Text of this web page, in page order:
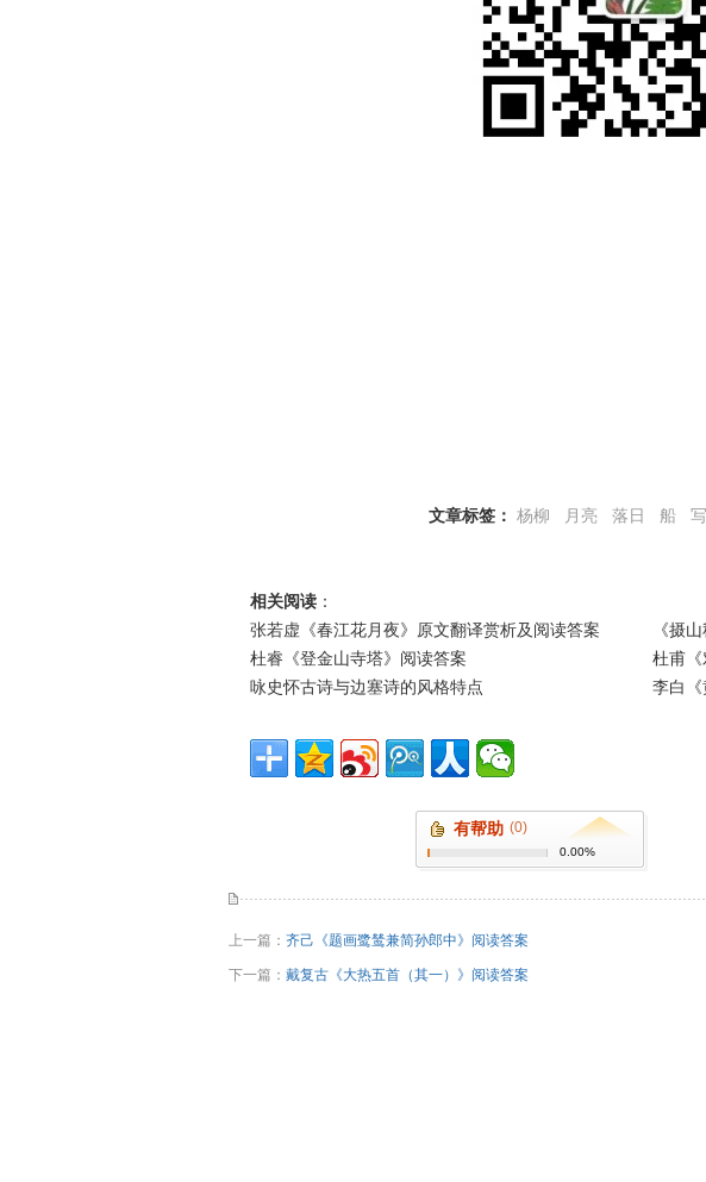
文章标签： 杨柳 月亮 落日 船
相关阅读 ：
张若虚《春江花月夜》原文翻译赏析及阅读答案
《摄
杜睿《登金山寺塔》阅读答案
杜甫
咏史怀古诗与边塞诗的风格特点
李白
有帮助 (0)
0.00%
上一篇： 齐己《题画鹭鸶兼简孙郎中》阅读答案
下一篇： 戴复古《大热五首（其一）》阅读答案